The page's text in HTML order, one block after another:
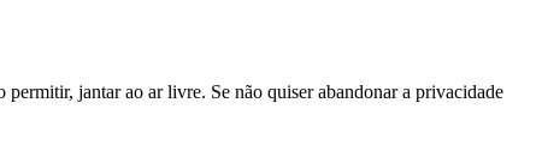
jantar ao ar livre. Se não quiser abandonar a privacidade